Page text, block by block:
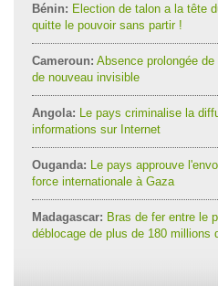
Bénin: Election de talon a la tête
quitte le pouvoir sans partir !
Cameroun: Absence prolongée
de nouveau invisible
Angola: Le pays criminalise la
informations sur Internet
Ouganda: Le pays approuve
force internationale à Gaza
Madagascar: Bras de fer entre le
déblocage de plus de 180 millions